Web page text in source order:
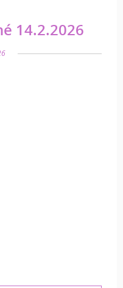
14.2.2026